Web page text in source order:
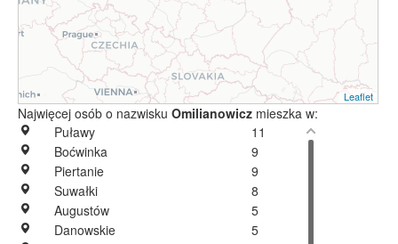
Leaflet
Najwięcej osób o nazwisku Omilianowicz mieszka w:
Puławy
11
Boćwinka
9
Piertanie
9
Suwałki
8
Augustów
5
Danowskie
5